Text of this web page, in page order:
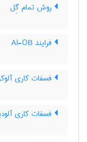
روش تمام گِل
فرایند Al-OB
فسفات کاری
فسفات کاری